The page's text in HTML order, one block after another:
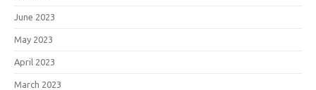
June 2023
May 2023
April 2023
March 2023